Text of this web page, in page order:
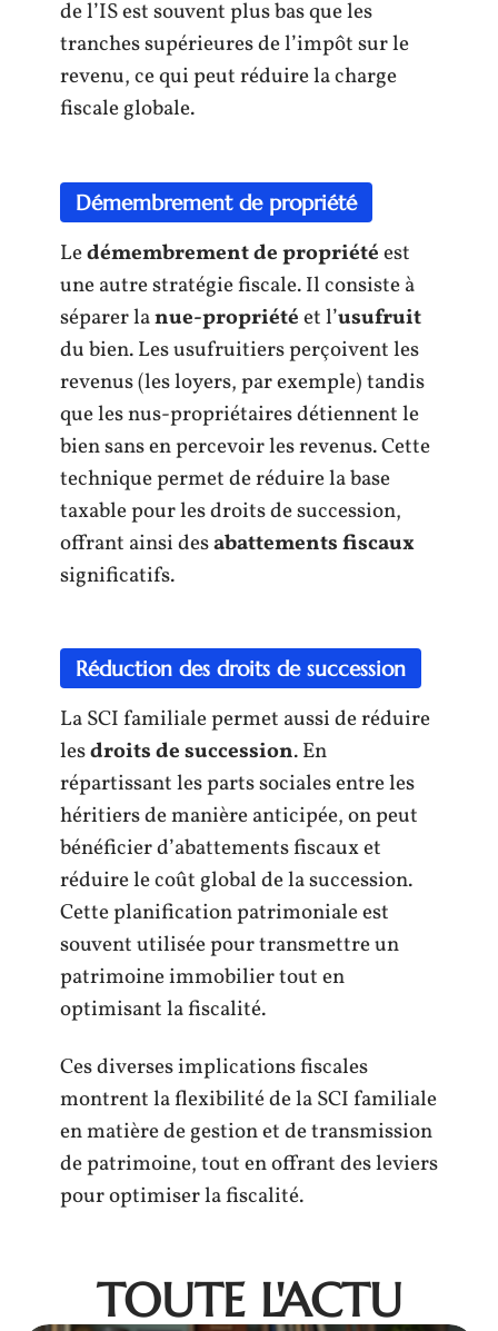
de l’IS est souvent plus bas que les
tranches supérieures de l’impôt sur le
revenu, ce qui peut réduire la charge
fiscale globale.
Démembrement de propriété
Ledémembrement de propriétéest
une autre stratégie fiscale. Il consiste à
séparer lanue-propriétéet l’usufruit
du bien. Les usufruitiers perçoivent les
revenus (les loyers, par exemple) tandis
que les nus-propriétaires détiennent le
bien sans en percevoir les revenus. Cette
technique permet de réduire la base
taxable pour les droits de succession,
offrant ainsi desabattements fiscaux
significatifs.
Réduction des droits de succession
La SCI familiale permet aussi de réduire
lesdroits de succession. En
répartissant les parts sociales entre les
héritiers de manière anticipée, on peut
bénéficier d’abattements fiscaux et
réduire le coût global de la succession.
Cette planification patrimoniale est
souvent utilisée pour transmettre un
patrimoine immobilier tout en
optimisant la fiscalité.
Ces diverses implications fiscales
montrent la flexibilité de la SCI familiale
en matière de gestion et de transmission
de patrimoine, tout en offrant des leviers
pour optimiser la fiscalité.
TOUTE L'ACTU